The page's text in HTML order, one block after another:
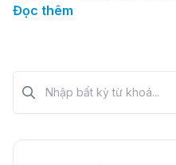
Đọc thêm
Tìm kiếm?>